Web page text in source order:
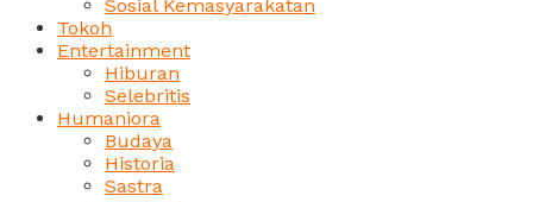
Sosial Kemasyarakatan
Tokoh
Entertainment
Hiburan
Selebritis
Humaniora
Budaya
Historia
Sastra